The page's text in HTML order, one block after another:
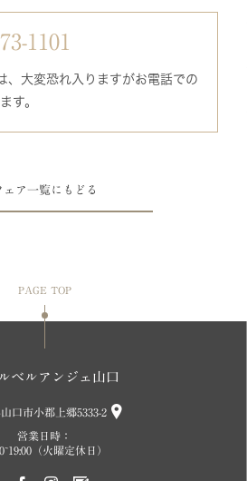
1101
、大変恐れ入りますがお電話での
す。
ェア一覧にもどる
PAGE TOP
ベルアンジェ山口
口市小郡上郷5333-2
営業日時：
（火曜定休日）